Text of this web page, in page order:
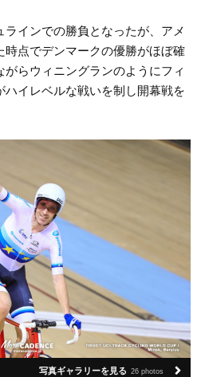
インでの勝負となったが、アメ
時点でデンマークの優勝がほぼ確
らウィニングランのようにフィ
ハイレベルな戦いを制し開幕戦を
写真ギャラリーを見る 26 photos